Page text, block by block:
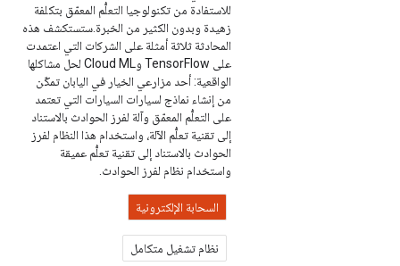
للاستفادة من تكنولوجيا التعلُّم المعمّق بتكلفة
زهيدة وبدون الكثير من الخبرة.ستستكشف هذه
المحادثة ثلاثة أمثلة على الشركات التي اعتمدت
على TensorFlow وCloud ML لحل مشاكلها
الواقعية: أحد مزارعي الخيار في اليابان تمكّن
من إنشاء نماذج لسيارات السيارات التي تعتمد
على التعلُّم المعمّق وآلة لفرز الحوادث بالاستناد
إلى تقنية تعلُّم الآلة، واستخدام هذا النظام لفرز
الحوادث بالاستناد إلى تقنية تعلُّم عميقة
واستخدام نظام لفرز الحوادث.
السحابة الإلكترونية
نظام تشغيل متكامل